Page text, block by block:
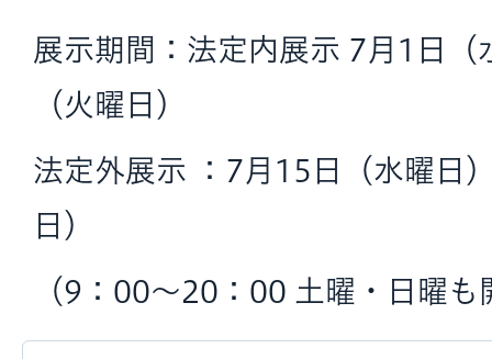
展示期間：法定内展示 7月1日
（火曜日）
法定外展示 ：7月15日（水曜日
日）
（9：00〜20：00 土曜・日曜も